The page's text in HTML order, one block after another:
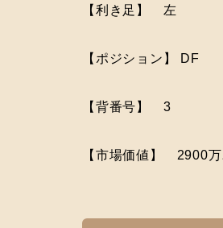
【利き足】 左
【ポジション】 DF
【背番号】 3
【市場価値】 2900万